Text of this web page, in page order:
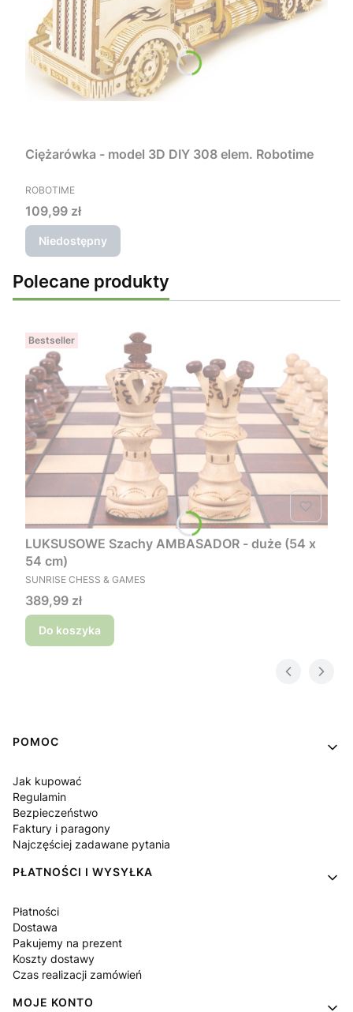
Ciężarówka - model 3D DIY 308 elem. Robotime
PRODUCENT
ROBOTIME
Cena
109,99 zł
Niedostępny
Polecane produkty
Bestseller
LUKSUSOWE Szachy AMBASADOR - duże (54 x
54 cm)
PRODUCENT
SUNRISE CHESS & GAMES
Cena
389,99 zł
Do koszyka
Linki w stopce
POMOC
Jak kupować
Regulamin
Bezpieczeństwo
Faktury i paragony
Najczęściej zadawane pytania
PŁATNOŚCI I WYSYŁKA
Płatności
Dostawa
Pakujemy na prezent
Koszty dostawy
Czas realizacji zamówień
MOJE KONTO